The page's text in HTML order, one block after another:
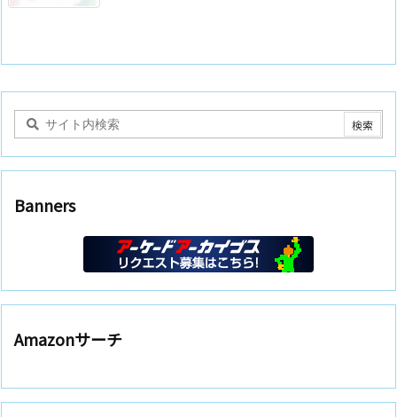
Banners
Amazonサーチ